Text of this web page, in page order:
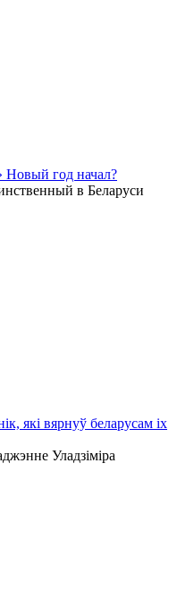
год начал?
в Беларуси
які вярнуў беларусам іх
Уладзіміра